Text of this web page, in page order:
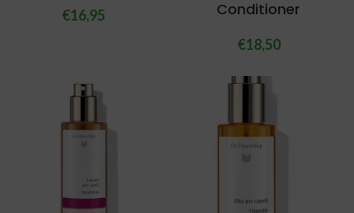
€16,95
Conditioner
€18,50